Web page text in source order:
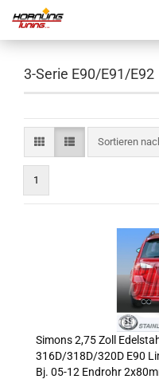
3-Serie E90/E91/E92
Sortieren
Sortieren
1
Simons 2,75 Zoll
316D/318D/320D E90
Bj. 05-12 Endrohr